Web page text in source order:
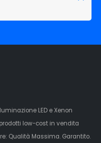
LED e Xenon
low-cost in vendita
Qualità Massima. Garantito.